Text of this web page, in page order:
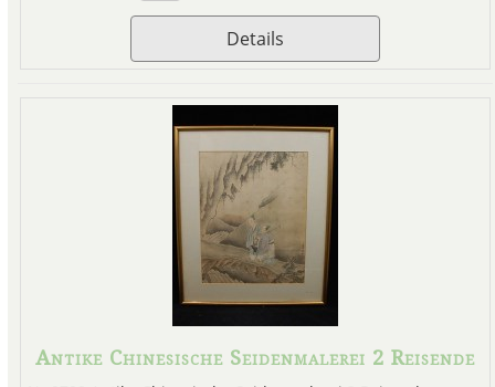
frühen Jahren der Qing-
Ming-Loyalisten im
Symbol. Oft ohne Zugang zu
ließen sich die Künstler der
Details
Antike Chinesische Seidenmalerei 2 Reisende